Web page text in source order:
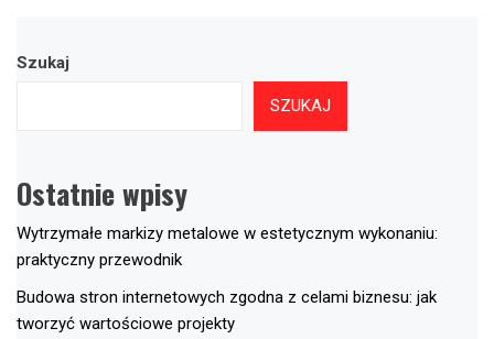
Szukaj
SZUKAJ
Ostatnie wpisy
Wytrzymałe markizy metalowe w estetycznym wykonaniu:
praktyczny przewodnik
Budowa stron internetowych zgodna z celami biznesu: jak
tworzyć wartościowe projekty